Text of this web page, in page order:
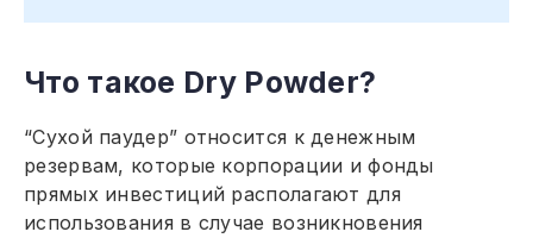
Что такое Dry Powder?
“Сухой паудер” относится к денежным
резервам, которые корпорации и фонды
прямых инвестиций располагают для
использования в случае возникновения